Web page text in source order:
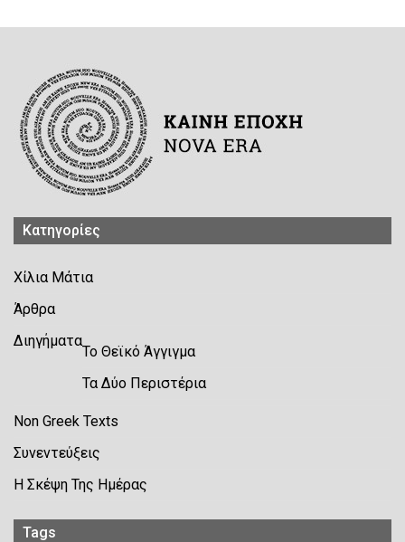
Kατηγορίες
Χίλια Μάτια
Άρθρα
Διηγήματα
Το Θεϊκό Άγγιγμα
Τα Δύο Περιστέρια
Non Greek Texts
Συνεντεύξεις
Η Σκέψη Της Ημέρας
Tags